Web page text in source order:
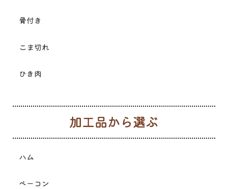
骨付き
こま切れ
ひき肉
ハム
ベーコン